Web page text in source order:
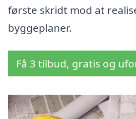
første skridt mod at
byggeplaner.
Få 3 tilbud, gratis og